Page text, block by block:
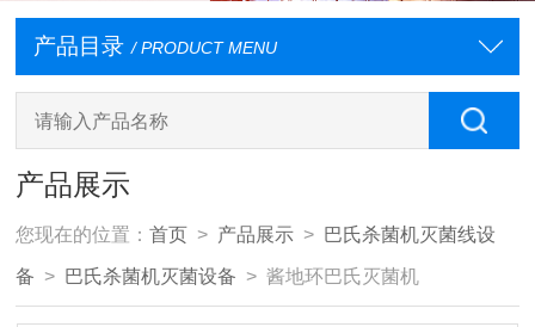
产品目录 / PRODUCT MENU
产品展示
您现在的位置：首页 > 产品展示 > 巴氏杀菌机灭菌线设
备 > 巴氏杀菌机灭菌设备 > 酱地环巴氏灭菌机